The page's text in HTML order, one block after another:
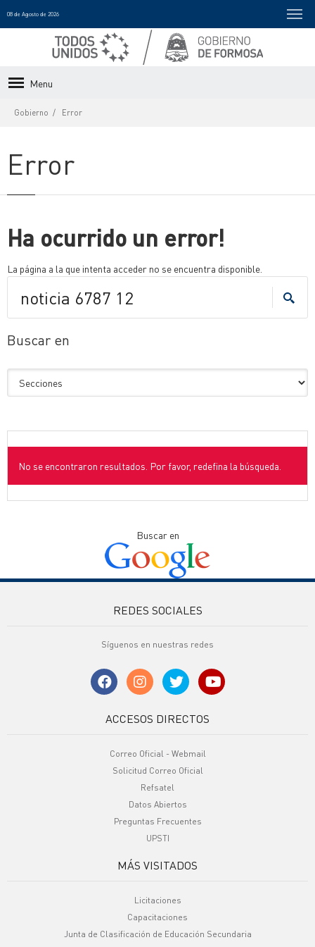
08 de Agosto de 2026
Menu
Gobierno Error
Error
Ha ocurrido un error!
La página a la que intenta acceder no se encuentra disponible.
Buscar en
No se encontraron resultados. Por favor, redefina la búsqueda.
Buscar en
REDES SOCIALES
Síguenos en nuestras redes
ACCESOS DIRECTOS
Correo Oficial - Webmail
Solicitud Correo Oficial
Refsatel
Datos Abiertos
Preguntas Frecuentes
UPSTI
MÁS VISITADOS
Licitaciones
Capacitaciones
Junta de Clasificación de Educación Secundaria